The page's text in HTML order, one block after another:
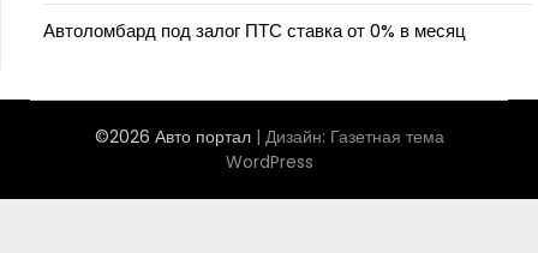
Автоломбард под залог ПТС ставка от 0% в месяц
©2026 Авто портал | Дизайн: Газетная тема
WordPress